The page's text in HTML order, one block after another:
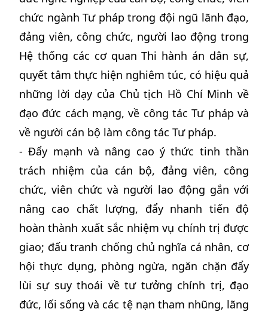
chức ngành Tư pháp trong đội ngũ lãnh đạo,
đảng viên, công chức, người lao động trong
Hệ thống các cơ quan Thi hành án dân sự,
quyết tâm thực hiện nghiêm túc, có hiệu quả
những lời dạy của Chủ tịch Hồ Chí Minh về
đạo đức cách mạng, về công tác Tư pháp và
về người cán bộ làm công tác Tư pháp.
- Đẩy mạnh và nâng cao ý thức tinh thần
trách nhiệm của cán bộ, đảng viên, công
chức, viên chức và người lao động gắn với
nâng cao chất lượng, đẩy nhanh tiến độ
hoàn thành xuất sắc nhiệm vụ chính trị được
giao; đấu tranh chống chủ nghĩa cá nhân, cơ
hội thực dụng, phòng ngừa, ngăn chặn đẩy
lùi sự suy thoái về tư tưởng chính trị, đạo
đức, lối sống và các tệ nạn tham nhũng, lãng